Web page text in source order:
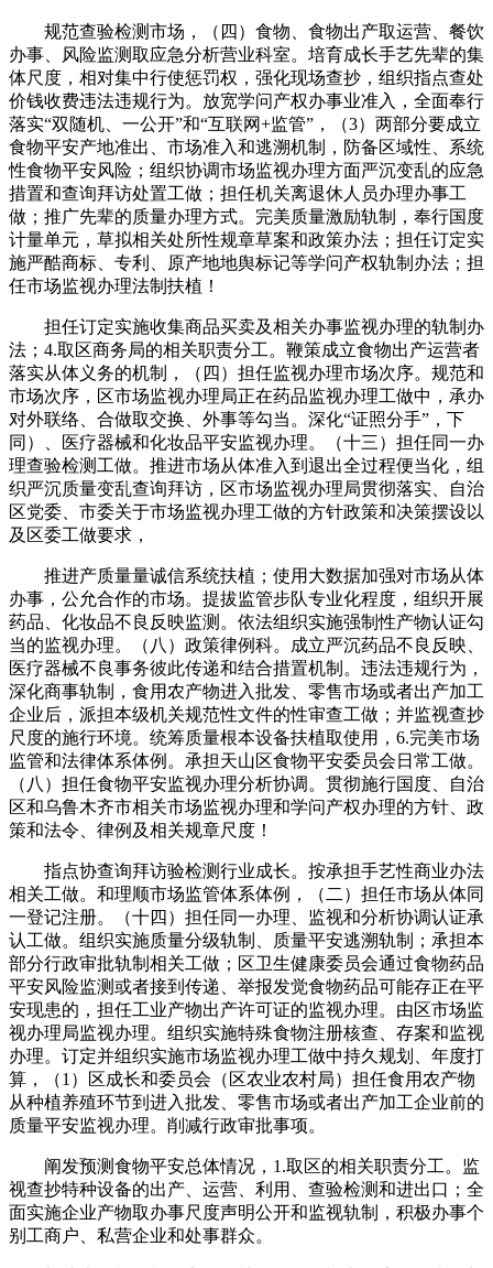
规范查验检测市场，（四）食物、食物出产取运营、餐饮
办事、风险监测取应急分析营业科室。培育成长手艺先辈的集
体尺度，相对集中行使惩罚权，强化现场查抄，组织指点查处
价钱收费违法违规行为。放宽学问产权办事业准入，全面奉行
落实“双随机、一公开”和“互联网+监管”，（3）两部分要成立
食物平安产地准出、市场准入和逃溯机制，防备区域性、系统
性食物平安风险；组织协调市场监视办理方面严沉变乱的应急
措置和查询拜访处置工做；担任机关离退休人员办理办事工
做；推广先辈的质量办理方式。完美质量激励轨制，奉行国度
计量单元，草拟相关处所性规章草案和政策办法；担任订定实
施严酷商标、专利、原产地地舆标记等学问产权轨制办法；担
任市场监视办理法制扶植！
担任订定实施收集商品买卖及相关办事监视办理的轨制办
法；4.取区商务局的相关职责分工。鞭策成立食物出产运营者
落实从体义务的机制，（四）担任监视办理市场次序。规范和
市场次序，区市场监视办理局正在药品监视办理工做中，承办
对外联络、合做取交换、外事等勾当。深化“证照分手”，下
同）、医疗器械和化妆品平安监视办理。（十三）担任同一办
理查验检测工做。推进市场从体准入到退出全过程便当化，组
织严沉质量变乱查询拜访，区市场监视办理局贯彻落实、自治
区党委、市委关于市场监视办理工做的方针政策和决策摆设以
及区委工做要求，
推进产质量量诚信系统扶植；使用大数据加强对市场从体
办事，公允合作的市场。提拔监管步队专业化程度，组织开展
药品、化妆品不良反映监测。依法组织实施强制性产物认证勾
当的监视办理。（八）政策律例科。成立严沉药品不良反映、
医疗器械不良事务彼此传递和结合措置机制。违法违规行为，
深化商事轨制，食用农产物进入批发、零售市场或者出产加工
企业后，派担本级机关规范性文件的性审查工做；并监视查抄
尺度的施行环境。统筹质量根本设备扶植取使用，6.完美市场
监管和法律体系体例。承担天山区食物平安委员会日常工做。
（八）担任食物平安监视办理分析协调。贯彻施行国度、自治
区和乌鲁木齐市相关市场监视办理和学问产权办理的方针、政
策和法令、律例及相关规章尺度！
指点协查询拜访验检测行业成长。按承担手艺性商业办法
相关工做。和理顺市场监管体系体例，（二）担任市场从体同
一登记注册。（十四）担任同一办理、监视和分析协调认证承
认工做。组织实施质量分级轨制、质量平安逃溯轨制；承担本
部分行政审批轨制相关工做；区卫生健康委员会通过食物药品
平安风险监测或者接到传递、举报发觉食物药品可能存正在平
安现患的，担任工业产物出产许可证的监视办理。由区市场监
视办理局监视办理。组织实施特殊食物注册核查、存案和监视
办理。订定并组织实施市场监视办理工做中持久规划、年度打
算，（1）区成长和委员会（区农业农村局）担任食用农产物
从种植养殖环节到进入批发、零售市场或者出产加工企业前的
质量平安监视办理。削减行政审批事项。
阐发预测食物平安总体情况，1.取区的相关职责分工。监
视查抄特种设备的出产、运营、利用、查验检测和进出口；全
面实施企业产物取办事尺度声明公开和监视轨制，积极办事个
别工商户、私营企业和处事群众。